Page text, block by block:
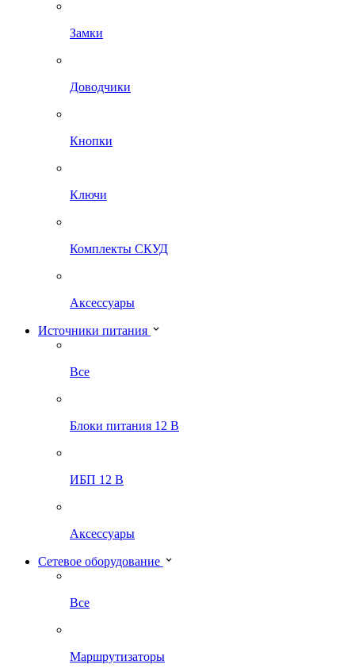
Замки
Доводчики
Кнопки
Ключи
Комплекты СКУД
Аксессуары
Источники питания
Все
Блоки питания 12 В
ИБП 12 В
Аксессуары
Сетевое оборудование
Все
Маршрутизаторы